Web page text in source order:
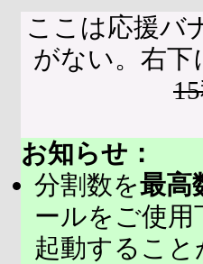
ここは応援バ
がない。右
お知らせ：
分割数を最高
ールをご使
起動するこ